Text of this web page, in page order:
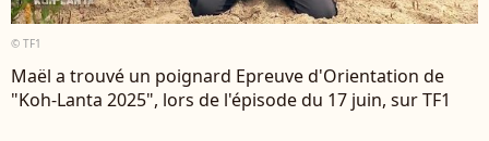
© TF1
Maël a trouvé un poignard Epreuve d'Orientation de
"Koh-Lanta 2025", lors de l'épisode du 17 juin, sur TF1